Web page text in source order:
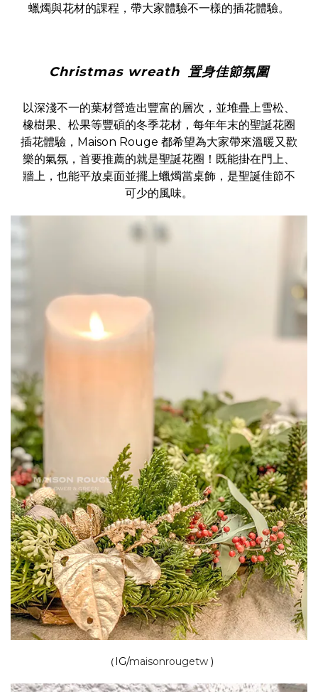
蠟燭與花材的課程，帶大家體驗不一樣的插花體驗。
Christmas wreath 置身佳節氛圍
以深淺不一的葉材營造出豐富的層次，並堆疊上雪松、
橡樹果、松果等豐碩的冬季花材，每年年末的聖誕花圈
插花體驗，Maison Rouge 都希望為大家帶來溫暖又歡
樂的氣氛，首要推薦的就是聖誕花圈！既能掛在門上、
牆上，也能平放桌面並擺上蠟燭當桌飾，是聖誕佳節不
可少的風味。
（IG/maisonrougetw)